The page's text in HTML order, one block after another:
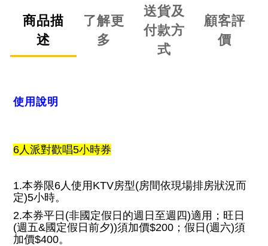
商品描
述
了解更
多
送貨及
付款方
式
顧客評
價
使用說明
6人派對歡唱5小時券
1.本券限6人使用KTV房型(房間依現場排房狀況而
定)5小時。
2.本券平日(非國定假日的週日至週四)適用；旺日
(週五&國定假日前夕))須加價$200；假日(週六)須
加價$400。